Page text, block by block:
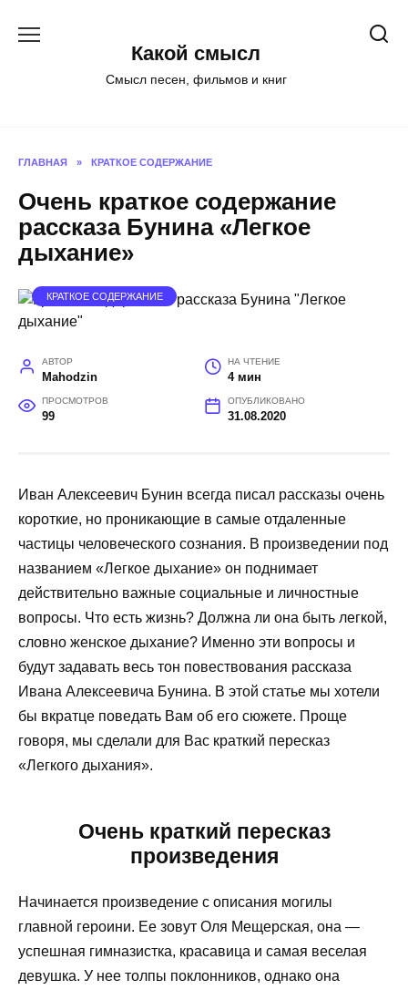
Какой смысл
Смысл песен, фильмов и книг
ГЛАВНАЯ » КРАТКОЕ СОДЕРЖАНИЕ
Очень краткое содержание
рассказа Бунина «Легкое
дыхание»
КРАТКОЕ СОДЕРЖАНИЕ
АВТОР
Mahodzin
НА ЧТЕНИЕ
4 мин
ПРОСМОТРОВ
99
ОПУБЛИКОВАНО
31.08.2020
Иван Алексеевич Бунин всегда писал рассказы очень
короткие, но проникающие в самые отдаленные
частицы человеческого сознания. В произведении под
названием «Легкое дыхание» он поднимает
действительно важные социальные и личностные
вопросы. Что есть жизнь? Должна ли она быть легкой,
словно женское дыхание? Именно эти вопросы и
будут задавать весь тон повествования рассказа
Ивана Алексеевича Бунина. В этой статье мы хотели
бы вкратце поведать Вам об его сюжете. Проще
говоря, мы сделали для Вас краткий пересказ
«Легкого дыхания».
Очень краткий пересказ
произведения
Начинается произведение с описания могилы
главной героини. Ее зовут Оля Мещерская, она —
успешная гимназистка, красавица и самая веселая
девушка. У нее толпы поклонников, однако она